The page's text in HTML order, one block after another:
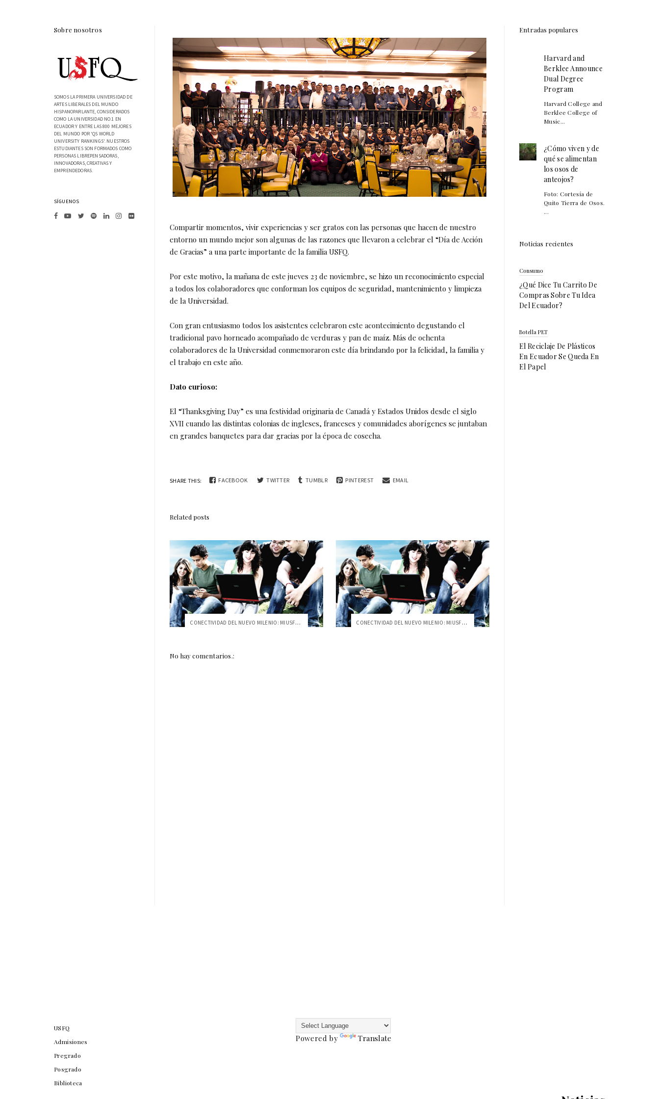
Compartir momentos, vivir experiencias y ser gratos con las personas que hacen de nuestro
entorno un mundo mejor son algunas de las razones que llevaron a celebrar el “Día de Acción
de Gracias” a una parte importante de la familia USFQ.
Por este motivo, la mañana de este jueves 23 de noviembre, se hizo un reconocimiento especial
a todos los colaboradores que conforman los equipos de seguridad, mantenimiento y limpieza
de la Universidad.
Con gran entusiasmo todos los asistentes celebraron este acontecimiento degustando el
tradicional pavo horneado acompañado de verduras y pan de maíz. Más de ochenta
colaboradores de la Universidad conmemoraron este día brindando por la felicidad, la familia y
el trabajo en este año.
Dato curioso:
El “Thanksgiving Day” es una festividad originaria de Canadá y Estados Unidos desde el siglo
XVII cuando las distintas colonias de ingleses, franceses y comunidades aborígenes se juntaban
en grandes banquetes para dar gracias por la época de cosecha.
SHARE THIS: FACEBOOK TWITTER TUMBLR PINTEREST EMAIL
Related posts
CONECTIVIDAD DEL NUEVO MILENIO: MIUSFQ, ... CONECTIVIDAD DEL NUEVO MILENIO: MIUSFQ, ...
No hay comentarios.:
Sobre nosotros
SOMOS LA PRIMERA UNIVERSIDAD DE
ARTES LIBERALES DEL MUNDO
HISPANOPARLANTE, CONSIDERADOS
COMO LA UNIVERSIDAD NO.1 EN
ECUADOR Y ENTRE LAS 800 MEJORES
DEL MUNDO POR 'QS WORLD
UNIVERSITY RANKINGS'. NUESTROS
ESTUDIANTES SON FORMADOS COMO
PERSONAS LIBREPENSADORAS,
INNOVADORAS, CREATIVAS Y
EMPRENDEDORAS.
SÍGUENOS
Entradas populares
Harvard and
Berklee Announce
Dual Degree
Program
Harvard College and
Berklee College of
Music...
¿Cómo viven y de
qué se alimentan
los osos de
anteojos?
Foto: Cortesía de
Quito Tierra de Osos.
...
Noticias recientes
Consumo
¿Qué Dice Tu Carrito De
Compras Sobre Tu Idea
Del Ecuador?
Botella PET
El Reciclaje De Plásticos
En Ecuador Se Queda En
El Papel
USFQ
Admisiones
Pregrado
Posgrado
Biblioteca
Powered by Translate